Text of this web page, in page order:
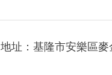
地址：基隆市安樂區麥